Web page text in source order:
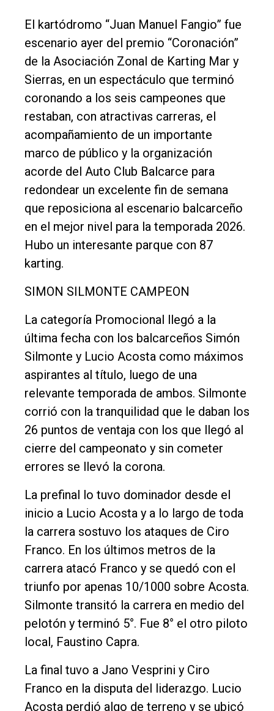
El
único
DIARIO
Balcarce
Inicio
Tendencia
General
Política
Cultura
Entrevistas
Rural
Deportes
Fúnebres
Edición
Empresa
Nosotros
Contacto
El kartódromo “Juan Manuel Fangio” fue
escenario ayer del premio “Coronación”
de la Asociación Zonal de Karting Mar y
Sierras, en un espectáculo que terminó
coronando a los seis campeones que
restaban, con atractivas carreras, el
acompañamiento de un importante
marco de público y la organización
acorde del Auto Club Balcarce para
redondear un excelente fin de semana
que reposiciona al escenario balcarceño
en el mejor nivel para la temporada 2026.
Hubo un interesante parque con 87
karting.
SIMON SILMONTE CAMPEON
La categoría Promocional llegó a la
última fecha con los balcarceños Simón
Silmonte y Lucio Acosta como máximos
aspirantes al título, luego de una
relevante temporada de ambos. Silmonte
corrió con la tranquilidad que le daban los
26 puntos de ventaja con los que llegó al
cierre del campeonato y sin cometer
errores se llevó la corona.
La prefinal lo tuvo dominador desde el
inicio a Lucio Acosta y a lo largo de toda
la carrera sostuvo los ataques de Ciro
Franco. En los últimos metros de la
carrera atacó Franco y se quedó con el
triunfo por apenas 10/1000 sobre Acosta.
Silmonte transitó la carrera en medio del
pelotón y terminó 5°. Fue 8° el otro piloto
local, Faustino Capra.
La final tuvo a Jano Vesprini y Ciro
Franco en la disputa del liderazgo. Lucio
Acosta perdió algo de terreno y se ubicó